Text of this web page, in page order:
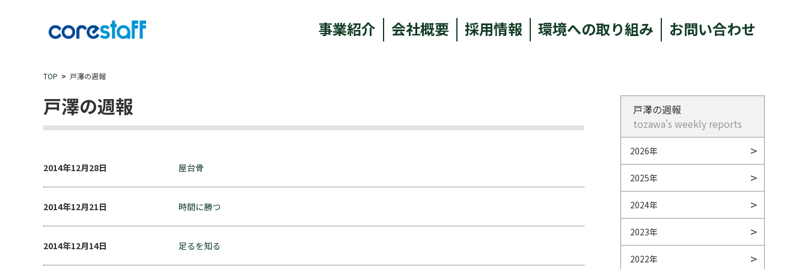
事業紹介 会社概要 採用情報 環境への取り組み お問い合わせ
TOP 戸澤の週報
戸澤の週報
2014年12月28日 屋台骨
2014年12月21日 時間に勝つ
2014年12月14日 足るを知る
戸澤の週報
tozawa's weekly reports
2026年
2025年
2024年
2023年
2022年